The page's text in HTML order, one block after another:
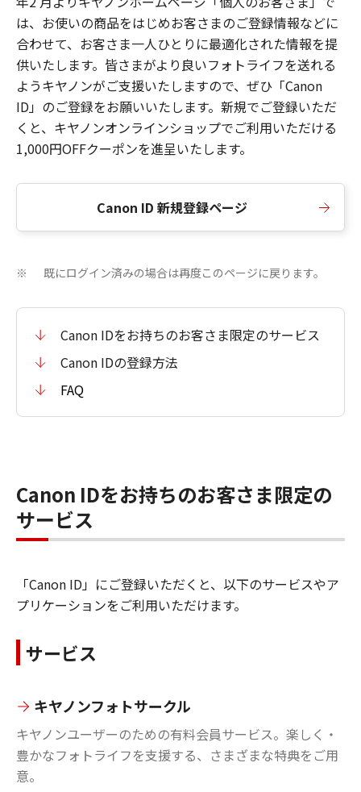
は、お使いの商品をはじめお客さまのご登録情報などに
合わせて、お客さま一人ひとりに最適化された情報を提
供いたします。皆さまがより良いフォトライフを送れる
ようキヤノンがご支援いたしますので、ぜひ「Canon
ID」のご登録をお願いいたします。新規でご登録いただ
くと、キヤノンオンラインショップでご利用いただける
1,000円OFFクーポンを進呈いたします。
Canon ID 新規登録ページ
※ 既にログイン済みの場合は再度このページに戻ります。
Canon IDをお持ちのお客さま限定のサービス
Canon IDの登録方法
FAQ
Canon IDをお持ちのお客さま限定の
サービス
「Canon ID」にご登録いただくと、以下のサービスやア
プリケーションをご利用いただけます。
サービス
キヤノンフォトサークル
キヤノンユーザーのための有料会員サービス。楽しく・
豊かなフォトライフを支援する、さまざまな特典をご用
意。